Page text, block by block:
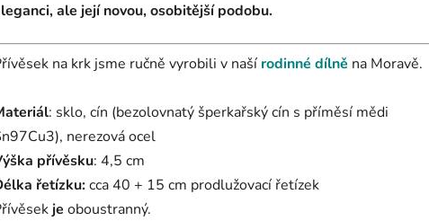
ale její novou, osobitější podobu.
na krk jsme ručně vyrobili v naší rodinné dílně na Moravě.
: sklo, cín (bezolovnatý šperkařský cín s příměsí mědi
nerezová ocel
přívěsku: 4,5 cm
řetízku:cca 40 + 15 cm prodlužovací řetízek
je oboustranný.